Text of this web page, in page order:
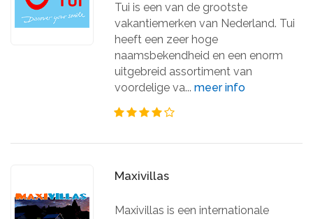
Tui is een van de grootste
vakantiemerken van Nederland. Tui
heeft een zeer hoge
naamsbekendheid en een enorm
uitgebreid assortiment van
voordelige va...meer info
Maxivillas
Maxivillas is een internationale